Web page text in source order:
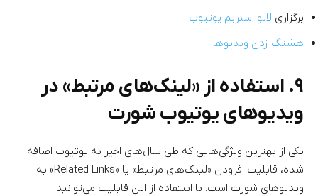
برگزاری لایو استریم یوتیوب
هشتگ زدن ویدیوها
۹. استفاده از «لینک‌های مرتبط» در
ویدیوهای یوتیوب شورت
یکی از بهترین ویژگی‌هایی که طی سال‌های اخیر به یوتیوب اضافه
شده، قابلیت افزودن «لینک‌های مرتبط» یا «Related Links» به
ویدیوهای شورت است. با استفاده از این قابلیت می‌توانید